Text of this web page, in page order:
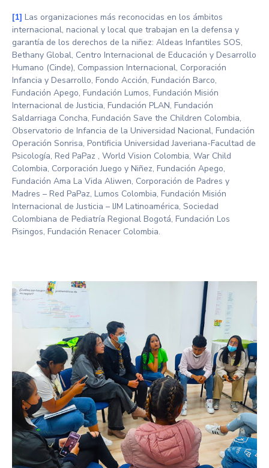
[1] Las organizaciones más reconocidas en los ámbitos
internacional, nacional y local que trabajan en la defensa y
garantía de los derechos de la niñez: Aldeas Infantiles SOS,
Bethany Global, Centro Internacional de Educación y Desarrollo
Humano (Cinde), Compassion Internacional, Corporación
Infancia y Desarrollo, Fondo Acción, Fundación Barco,
Fundación Apego, Fundación Lumos, Fundación Misión
Internacional de Justicia, Fundación PLAN, Fundación
Saldarriaga Concha, Fundación Save the Children Colombia,
Observatorio de Infancia de la Universidad Nacional, Fundación
Operación Sonrisa, Pontificia Universidad Javeriana-Facultad de
Psicología, Red PaPaz , World Vision Colombia, War Child
Colombia, Corporación Juego y Niñez, Fundación Apego,
Fundación Ama La Vida Aliwen, Corporación de Padres y
Madres – Red PaPaz, Lumos Colombia, Fundación Misión
Internacional de Justicia – IJM Latinoamérica, Sociedad
Colombiana de Pediatría Regional Bogotá, Fundación Los
Pisingos, Fundación Renacer Colombia.